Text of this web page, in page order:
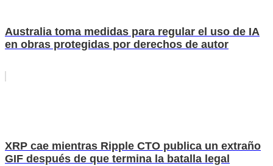
Australia toma medidas para regular el uso de IA
en obras protegidas por derechos de autor
XRP cae mientras Ripple CTO publica un extraño
GIF después de que termina la batalla legal